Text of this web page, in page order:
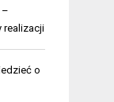
–
realizacji
o